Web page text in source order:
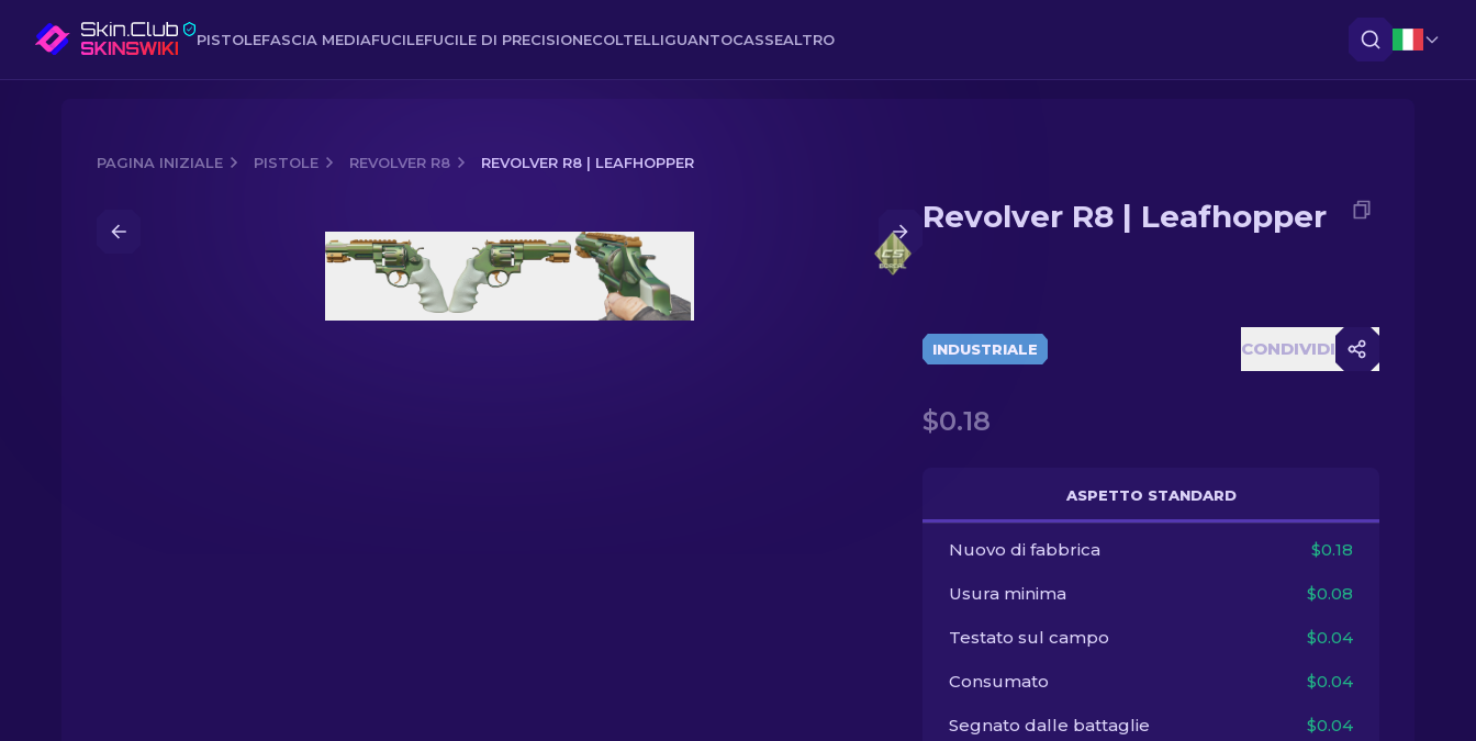
PISTOLEFASCIA MEDIAFUCILEFUCILE DI PRECISIONECOLTELLIGUANTOCASSEALTRO
PAGINA INIZIALE PISTOLE REVOLVER R8 REVOLVER R8 | LEAFHOPPER
Revolver R8 | Leafhopper
Revolver R8 | Leafhopper
INDUSTRIALE CONDIVIDI
$0.18
ASPETTO STANDARD
Nuovo di fabbrica $0.18
Usura minima $0.08
Testato sul campo $0.04
Consumato $0.04
Segnato dalle battaglie $0.04